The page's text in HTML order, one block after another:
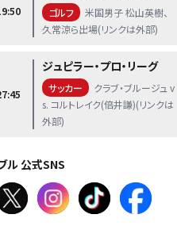
ゴルフ
米国男子 松山英樹、
久常涼ら出場(リンクは外部)
ジュピラー・プロ・リーグ
サッカー
クラブ・ブルージュ v
s. コルトレイク(倍井謙)(リンクは
外部)
ル 公式SNS